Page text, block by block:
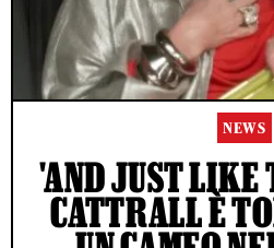
NEWS
'AND JUST
CATTRALL È